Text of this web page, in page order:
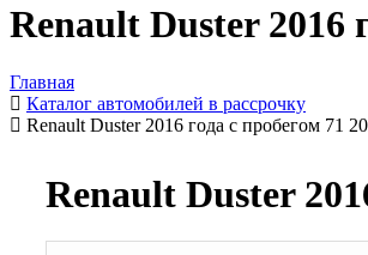
Renault Duster 2016
Главная
Каталог автомобилей в рассрочку
Renault Duster 2016 года с пробегом 71
Renault Duster